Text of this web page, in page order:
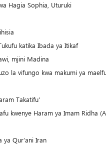
Hagia Sophia, Uturuki
katika Ibada ya Itikaf
mjini Madina
la vifungo kwa makumi ya
Takatifu'
kwenye Haram ya Imam Ridha
ya Qur’ani Iran